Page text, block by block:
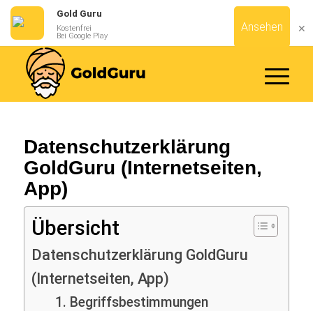
Datenschutzerklärung
GoldGuru (Internetseiten,
App)
Übersicht
Datenschutzerklärung GoldGuru
(Internetseiten, App)
1. Begriffsbestimmungen
✕
Gold Guru
Kostenfrei
Bei Google Play
Ansehen